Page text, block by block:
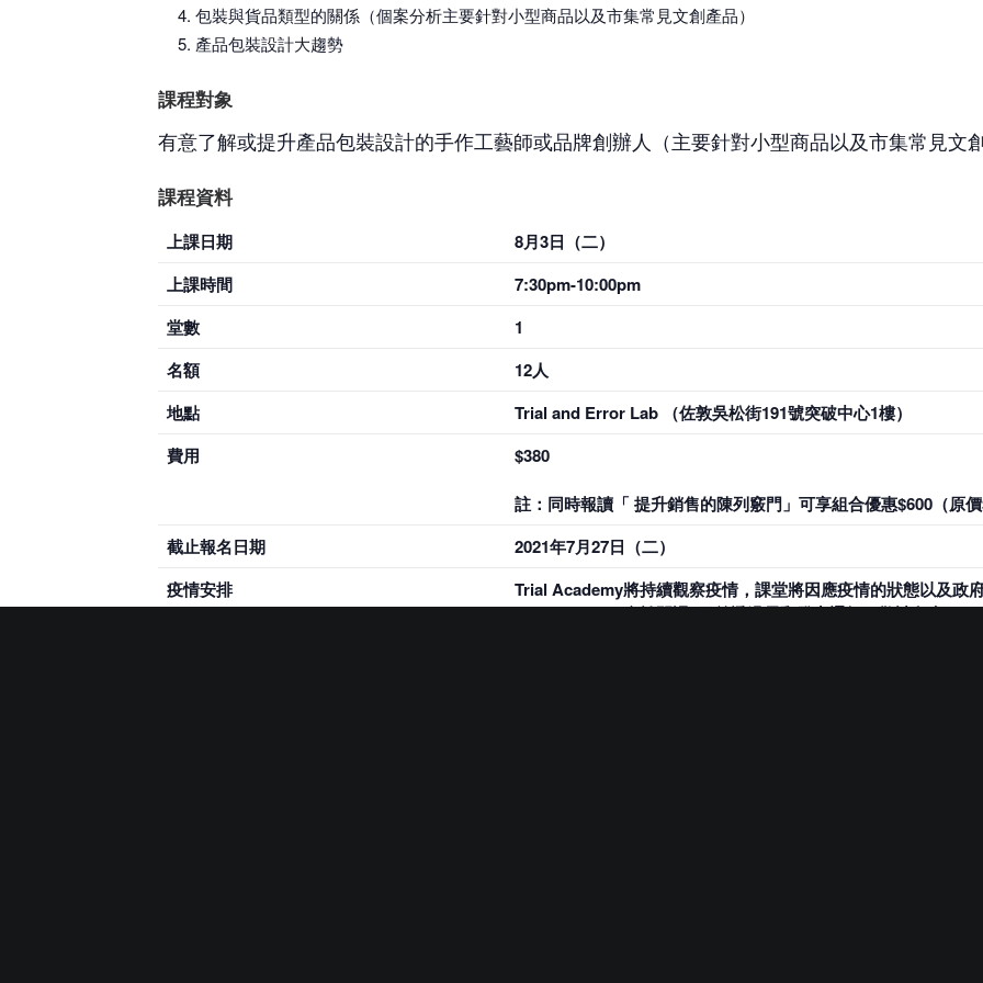
包裝與貨品類型的關係（個案分析主要針對小型商品以及市集常見文創產品）
產品包裝設計大趨勢
課程對象
有意了解或提升產品包裝設計的手作工藝師或品牌創辦人（主要針對小型商品以及市集常見文
課程資料
上課日期
8月3日（二）
上課時間
7:30pm-10:00pm
堂數
1
名額
12人
地點
Trial and Error Lab （佐敦吳松街191號突破中心1樓）
費用
$380
註：同時報讀「 提升銷售的陳列竅門」可享組合優惠$600（原
截止報名日期
2021年7月27日（二）
疫情安排
Trial Academy將持續觀察疫情，課堂將因應疫情的狀態以及政
Trial Academy會於開課7日前透過電郵發出通知，敬請留意。